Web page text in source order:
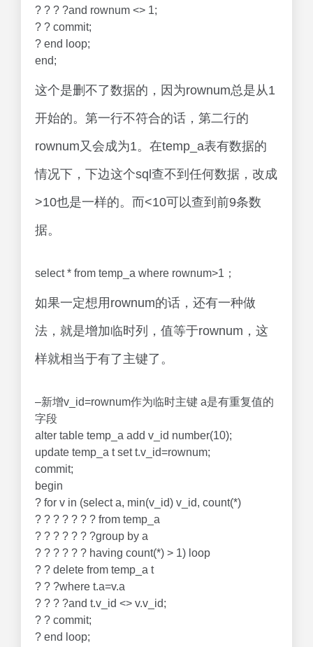
? ? ? ?and rownum <> 1;
? ? commit;
? end loop;
end;
这个是删不了数据的，因为rownum总是从1
开始的。第一行不符合的话，第二行的
rownum又会成为1。在temp_a表有数据的
情况下，下边这个sql查不到任何数据，改成
>10也是一样的。而<10可以查到前9条数
据。
select * from temp_a where rownum>1；
如果一定想用rownum的话，还有一种做
法，就是增加临时列，值等于rownum，这
样就相当于有了主键了。
–新增v_id=rownum作为临时主键 a是有重复值的
字段
alter table temp_a add v_id number(10);
update temp_a t set t.v_id=rownum;
commit;
begin
? for v in (select a, min(v_id) v_id, count(*)
? ? ? ? ? ? ? from temp_a
? ? ? ? ? ? ?group by a
? ? ? ? ? ? having count(*) > 1) loop
? ? delete from temp_a t
? ? ?where t.a=v.a
? ? ? ?and t.v_id <> v.v_id;
? ? commit;
? end loop;